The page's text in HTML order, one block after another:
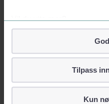
Vil du vite mer?
Om informasjonskapsler
Googles retningslinjer for
Vi tar ditt personvern på
identifiserer deg, som navn
Tilpass
Kun